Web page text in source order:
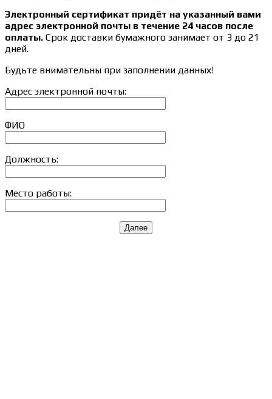
Электронный сертификат придёт на указанный вами
адрес электронной почты в течение 24 часов после
оплаты. Срок доставки бумажного занимает от 3 до 21
дней.
Будьте внимательны при заполнении данных!
Адрес электронной почты:
ФИО
Должность:
Место работы:
Далее